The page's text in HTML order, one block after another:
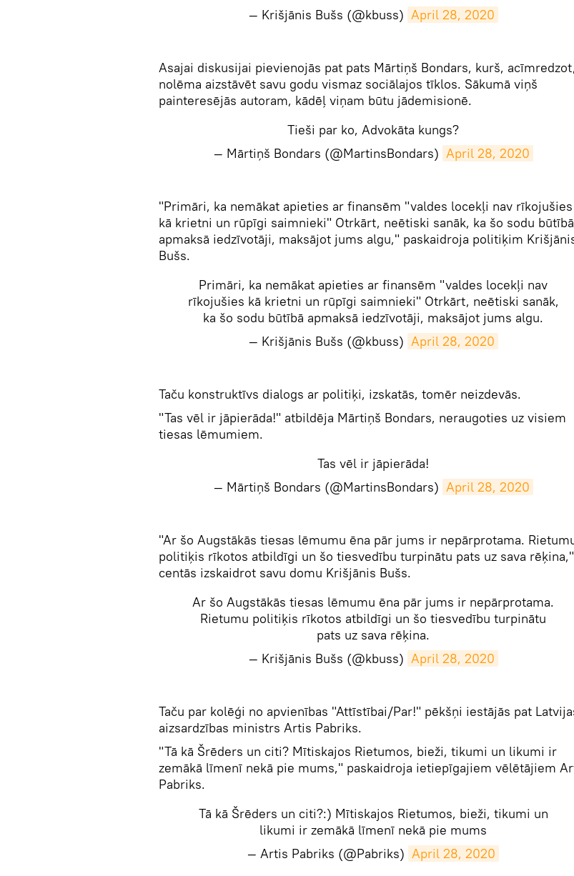
— Krišjānis Bušs (@kbuss) April 28, 2020
Asajai diskusijai pievienojās pat pats Mārtiņš Bondars, kurš, acīmredzot,
nolēma aizstāvēt savu godu vismaz sociālajos tīklos. Sākumā viņš
painteresējās autoram, kādēļ viņam būtu jādemisionē.
Tieši par ko, Advokāta kungs?
— Mārtiņš Bondars (@MartinsBondars) April 28, 2020
"Primāri, ka nemākat apieties ar finansēm "valdes locekļi nav rīkojušies
kā krietni un rūpīgi saimnieki" Otrkārt, neētiski sanāk, ka šo sodu būtībā
apmaksā iedzīvotāji, maksājot jums algu," paskaidroja politiķim
Bušs.
Primāri, ka nemākat apieties ar finansēm "valdes locekļi nav
rīkojušies kā krietni un rūpīgi saimnieki" Otrkārt, neētiski sanāk,
ka šo sodu būtībā apmaksā iedzīvotāji, maksājot jums algu.
— Krišjānis Bušs (@kbuss) April 28, 2020
Taču konstruktīvs dialogs ar politiķi, izskatās, tomēr neizdevās.
"Tas vēl ir jāpierāda!" atbildēja Mārtiņš Bondars, neraugoties uz visiem
tiesas lēmumiem.
Tas vēl ir jāpierāda!
— Mārtiņš Bondars (@MartinsBondars) April 28, 2020
"Ar šo Augstākās tiesas lēmumu ēna pār jums ir nepārprotama.
politiķis rīkotos atbildīgi un šo tiesvedību turpinātu pats uz sava rēķina,"
centās izskaidrot savu domu Krišjānis Bušs.
Ar šo Augstākās tiesas lēmumu ēna pār jums ir nepārprotama.
Rietumu politiķis rīkotos atbildīgi un šo tiesvedību turpinātu
pats uz sava rēķina.
— Krišjānis Bušs (@kbuss) April 28, 2020
Taču par kolēģi no apvienības "Attīstībai/Par!" pēkšņi iestājās pat
aizsardzības ministrs Artis Pabriks.
"Tā kā Šrēders un citi? Mītiskajos Rietumos, bieži, tikumi un likumi ir
zemākā līmenī nekā pie mums," paskaidroja ietiepīgajiem vēlētājiem
Pabriks.
Tā kā Šrēders un citi?:) Mītiskajos Rietumos, bieži, tikumi un
likumi ir zemākā līmenī nekā pie mums
— Artis Pabriks (@Pabriks) April 28, 2020